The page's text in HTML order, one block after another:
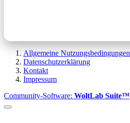
Allgemeine Nutzungsbedingungen
Datenschutzerklärung
Kontakt
Impressum
Community-Software: WoltLab Suite™